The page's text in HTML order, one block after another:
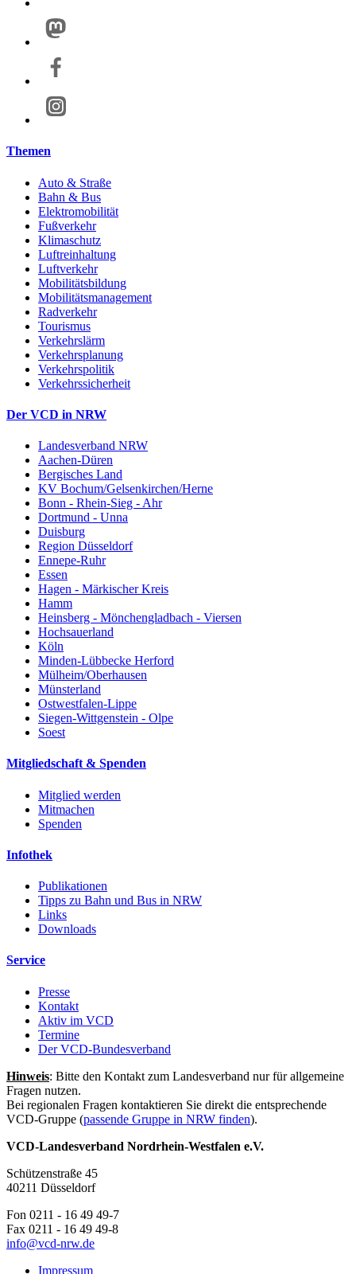
Themen
Auto & Straße
Bahn & Bus
Elektromobilität
Fußverkehr
Klimaschutz
Luftreinhaltung
Luftverkehr
Mobilitätsbildung
Mobilitätsmanagement
Radverkehr
Tourismus
Verkehrslärm
Verkehrsplanung
Verkehrspolitik
Verkehrssicherheit
Der VCD in NRW
Landesverband NRW
Aachen-Düren
Bergisches Land
KV Bochum/Gelsenkirchen/Herne
Bonn - Rhein-Sieg - Ahr
Dortmund - Unna
Duisburg
Region Düsseldorf
Ennepe-Ruhr
Essen
Hagen - Märkischer Kreis
Hamm
Heinsberg - Mönchengladbach - Viersen
Hochsauerland
Köln
Minden-Lübbecke Herford
Mülheim/Oberhausen
Münsterland
Ostwestfalen-Lippe
Siegen-Wittgenstein - Olpe
Soest
Mitgliedschaft & Spenden
Mitglied werden
Mitmachen
Spenden
Infothek
Publikationen
Tipps zu Bahn und Bus in NRW
Links
Downloads
Service
Presse
Kontakt
Aktiv im VCD
Termine
Der VCD-Bundesverband
Hinweis: Bitte den Kontakt zum Landesverband nur für allgemeine
Fragen nutzen.
Bei regionalen Fragen kontaktieren Sie direkt die entsprechende
VCD-Gruppe (passende Gruppe in NRW finden).
VCD-Landesverband Nordrhein-Westfalen e.V.
Schützenstraße 45
40211 Düsseldorf
Fon 0211 - 16 49 49-7
Fax 0211 - 16 49 49-8
info@vcd-nrw.de
Impressum